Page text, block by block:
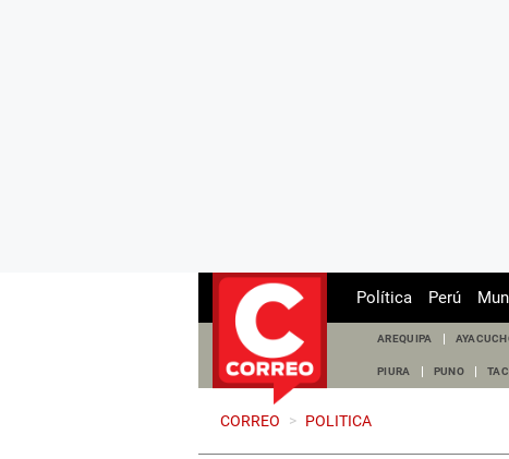
Política Perú
AREQUIPA
PIURA PUNO
CORREO > POLITICA